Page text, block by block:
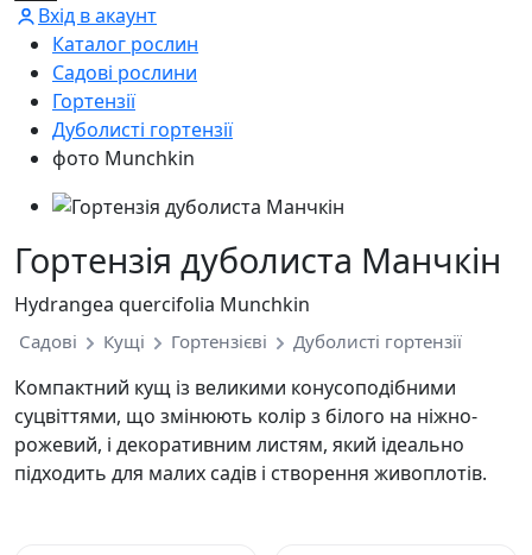
Вхід в акаунт
Каталог рослин
Садові рослини
Гортензії
Дуболисті гортензії
фото Munchkin
Гортензія дуболиста Манчкін
Hydrangea quercifolia Munchkin
Садові Кущі Гортензієві Дуболисті гортензії
Компактний кущ із великими конусоподібними
суцвіттями, що змінюють колір з білого на ніжно-
рожевий, і декоративним листям, який ідеально
підходить для малих садів і створення живоплотів.